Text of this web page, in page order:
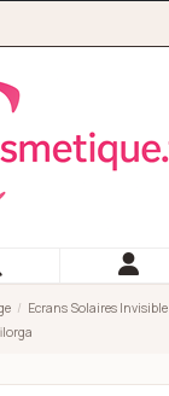
Ecrans Solaires Invisible